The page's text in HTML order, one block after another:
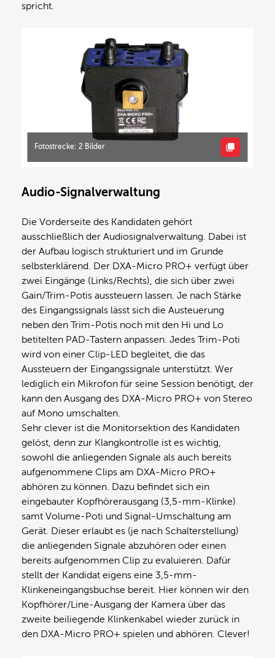
spricht.
Fotostrecke: 2 Bilder
Audio-Signalverwaltung
Die Vorderseite des Kandidaten gehört
ausschließlich der Audiosignalverwaltung. Dabei ist
der Aufbau logisch strukturiert und im Grunde
selbsterklärend. Der DXA-Micro PRO+ verfügt über
zwei Eingänge (Links/Rechts), die sich über zwei
Gain/Trim-Potis aussteuern lassen. Je nach Stärke
des Eingangssignals lässt sich die Austeuerung
neben den Trim-Potis noch mit den Hi und Lo
betitelten PAD-Tastern anpassen. Jedes Trim-Poti
wird von einer Clip-LED begleitet, die das
Aussteuern der Eingangssignale unterstützt. Wer
lediglich ein Mikrofon für seine Session benötigt, der
kann den Ausgang des DXA-Micro PRO+ von Stereo
auf Mono umschalten.
Sehr clever ist die Monitorsektion des Kandidaten
gelöst, denn zur Klangkontrolle ist es wichtig,
sowohl die anliegenden Signale als auch bereits
aufgenommene Clips am DXA-Micro PRO+
abhören zu können. Dazu befindet sich ein
eingebauter Kopfhörerausgang (3,5-mm-Klinke)
samt Volume-Poti und Signal-Umschaltung am
Gerät. Dieser erlaubt es (je nach Schalterstellung)
die anliegenden Signale abzuhören oder einen
bereits aufgenommen Clip zu evaluieren. Dafür
stellt der Kandidat eigens eine 3,5-mm-
Klinkeneingangsbuchse bereit. Hier können wir den
Kopfhörer/Line-Ausgang der Kamera über das
zweite beiliegende Klinkenkabel wieder zurück in
den DXA-Micro PRO+ spielen und abhören. Clever!